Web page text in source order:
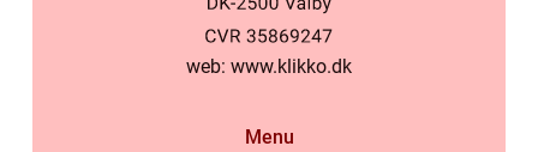
web: www.klikko.dk
Menu